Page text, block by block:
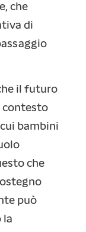
che
di
il futuro
contesto
bambini
che
può
la